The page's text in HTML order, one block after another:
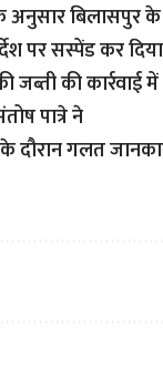
अनुसार बिलासपुर
पर सस्पेंड कर
की कार्रवाई
पात्रे ने
के दौरान गलत